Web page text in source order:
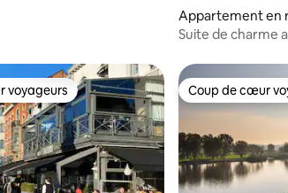
Appartement en
Suite de charme
voyageurs
voyageurs Coup de cœur
Coup de cœur